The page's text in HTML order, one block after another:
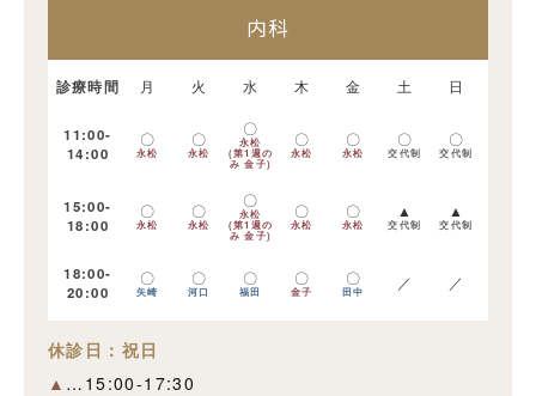
内科
診療時間 月 火 水 木 金 土 日
11:00-
14:00
〇
永松
〇
永松
〇
永松
(第1週の
み 金子)
〇
永松
〇
永松
〇
交代制
〇
交代制
15:00-
18:00
〇
永松
〇
永松
〇
永松
(第1週の
み 金子)
〇
永松
〇
永松
▲
交代制
▲
交代制
18:00-
20:00
〇
矢崎
〇
河口
〇
福田
〇
金子
〇
田中 ／ ／
休診日：祝日
▲ …15:00-17:30